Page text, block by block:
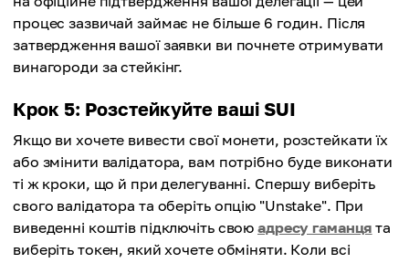
процес зазвичай займає не більше 6 годин. Після
затвердження вашої заявки ви почнете отримувати
винагороди за стейкінг.
Крок 5: Розстейкуйте ваші SUI
Якщо ви хочете вивести свої монети, розстейкати їх
або змінити валідатора, вам потрібно буде виконати
ті ж кроки, що й при делегуванні. Спершу виберіть
свого валідатора та оберіть опцію "Unstake". При
виведенні коштів підключіть своюадресу гаманця та
виберіть токен, який хочете обміняти. Коли всі